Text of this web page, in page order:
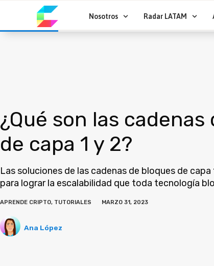
contenido
Nosotros Radar LATAM
¿Qué son las cadenas
de capa 1 y 2?
Las soluciones de las cadenas de bloques de
para lograr la escalabilidad que toda tecnología
APRENDE CRIPTO, TUTORIALES MARZO 31, 2023
Ana López